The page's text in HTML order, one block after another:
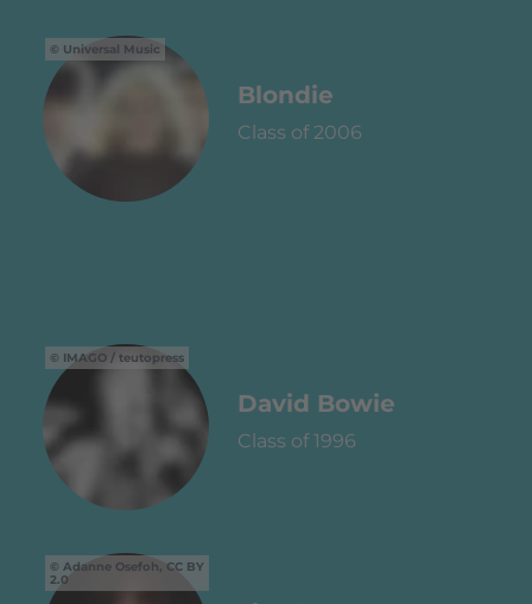
Universal Music
Blondie
Class of 2006
IMAGO / teutopress
David Bowie
Class of 1996
Adanne Osefoh, CC BY
2.0